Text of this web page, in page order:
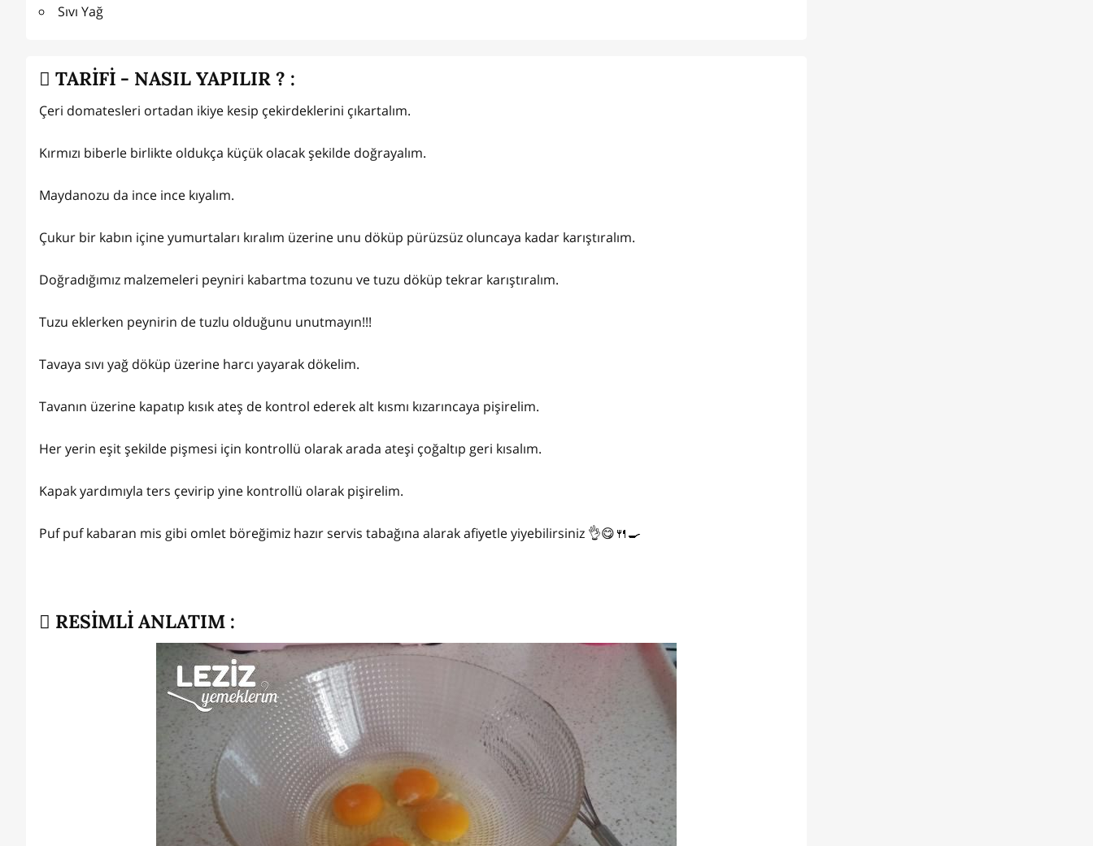
Sıvı Yağ
TARİFİ - NASIL YAPILIR ? :
Çeri domatesleri ortadan ikiye kesip çekirdeklerini çıkartalım.
Kırmızı biberle birlikte oldukça küçük olacak şekilde doğrayalım.
Maydanozu da ince ince kıyalım.
Çukur bir kabın içine yumurtaları kıralım üzerine unu döküp pürüzsüz oluncaya kadar karıştıralım.
Doğradığımız malzemeleri peyniri kabartma tozunu ve tuzu döküp tekrar karıştıralım.
Tuzu eklerken peynirin de tuzlu olduğunu unutmayın!!!
Tavaya sıvı yağ döküp üzerine harcı yayarak dökelim.
Tavanın üzerine kapatıp kısık ateş de kontrol ederek alt kısmı kızarıncaya pişirelim.
Her yerin eşit şekilde pişmesi için kontrollü olarak arada ateşi çoğaltıp geri kısalım.
Kapak yardımıyla ters çevirip yine kontrollü olarak pişirelim.
Puf puf kabaran mis gibi omlet böreğimiz hazır servis tabağına alarak afiyetle yiyebilirsiniz 👌😋🍴🍳
RESİMLİ ANLATIM :